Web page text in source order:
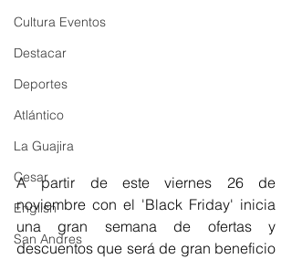
Cultura Eventos
Destacar
Deportes
Atlántico
La Guajira
Cesar
English
San Andres
A partir de este viernes 26 de
noviembre con el 'Black Friday' inicia
una gran semana de ofertas y
descuentos que será de gran beneficio